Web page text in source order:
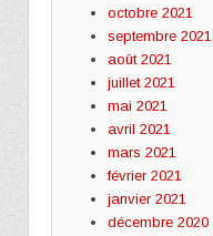
octobre 2021
septembre 2021
août 2021
juillet 2021
mai 2021
avril 2021
mars 2021
février 2021
janvier 2021
décembre 2020